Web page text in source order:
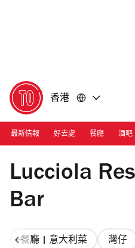
香港
最新情報 好去處 餐廳 酒吧
Photograph: Courtesy Lucciola
Lucciola
Bar
餐廳 | 意大利菜 灣仔